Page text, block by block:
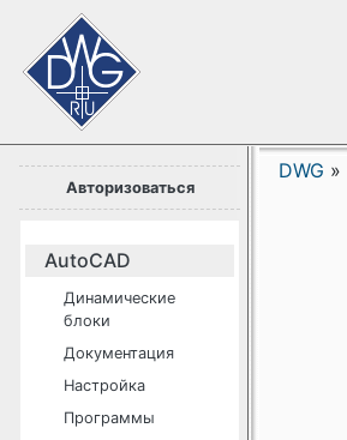
Авторизоваться
AutoCAD
Динамические
блоки
Документация
Настройка
Программы
DWG »